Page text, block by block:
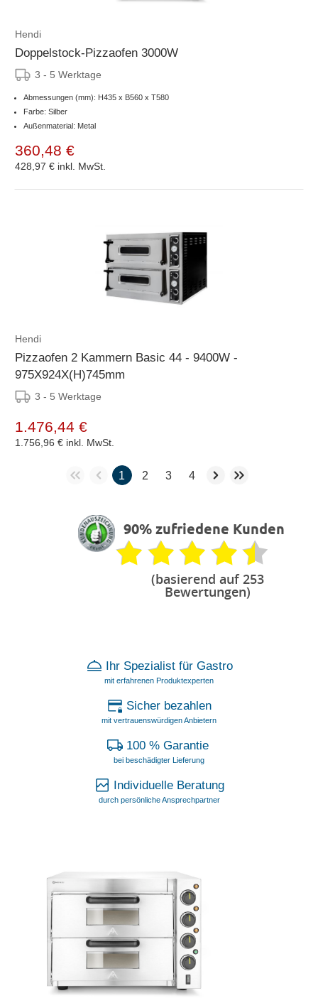
Hendi
Doppelstock-Pizzaofen 3000W
3 - 5 Werktage
Abmessungen (mm): H435 x B560 x T580
Farbe: Silber
Außenmaterial: Metal
360,48 €
428,97 € inkl. MwSt.
Hendi
Pizzaofen 2 Kammern Basic 44 - 9400W -
975X924X(H)745mm
3 - 5 Werktage
1.476,44 €
1.756,96 € inkl. MwSt.
1 2 3 4
90% zufriedene Kunden
(basierend auf 253
Bewertungen)
Ihr Spezialist für Gastro
mit erfahrenen Produktexperten
Sicher bezahlen
mit vertrauenswürdigen Anbietern
100 % Garantie
bei beschädigter Lieferung
Individuelle Beratung
durch persönliche Ansprechpartner